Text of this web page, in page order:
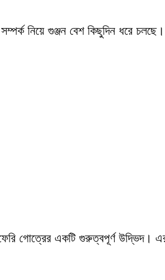
নিয়ে গুঞ্জন বেশ কিছুদিন ধরে
গোত্রের একটি গুরুত্বপূর্ণ